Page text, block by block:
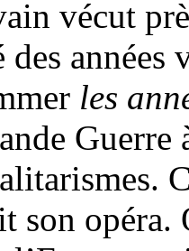
vécut
années
les
son